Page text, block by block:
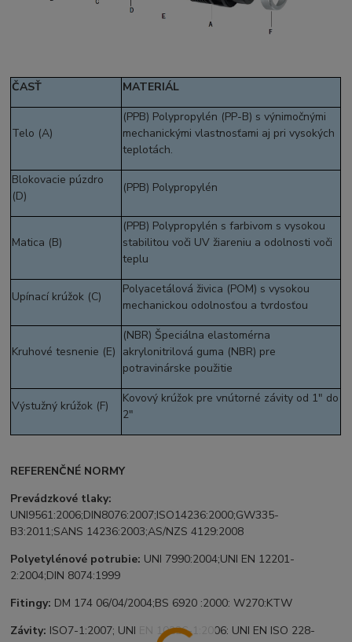
ČASŤ MATERIÁL
Telo (A)
(PPB) Polypropylén (PP-B) s výnimočnými
mechanickými vlastnosťami aj pri vysokých
teplotách.
Blokovacie púzdro
(D)
(PPB) Polypropylén
Matica (B)
(PPB) Polypropylén s farbivom s vysokou
stabilitou voči UV žiareniu a odolnosti voči
teplu
Upínací krúžok (C)
Polyacetálová živica (POM) s vysokou
mechanickou odolnosťou a tvrdosťou
Kruhové tesnenie (E)
(NBR) Špeciálna elastomérna
akrylonitrilová guma (NBR) pre
potravinárske použitie
Výstužný krúžok (F)
Kovový krúžok pre vnútorné závity od 1" do
2"
REFERENČNÉ NORMY
Prevádzkové tlaky:
UNI9561:2006;DIN8076:2007;ISO14236:2000;GW335-
B3:2011;SANS 14236:2003;AS/NZS 4129:2008
Polyetylénové potrubie: UNI 7990:2004;UNI EN 12201-
2:2004;DIN 8074:1999
Fitingy: DM 174 06/04/2004;BS 6920 :2000: W270:KTW
Závity: ISO7-1:2007; UNI EN 10226-1:2006: UNI EN ISO 228-